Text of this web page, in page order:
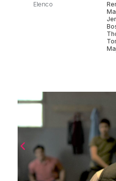
Elenco